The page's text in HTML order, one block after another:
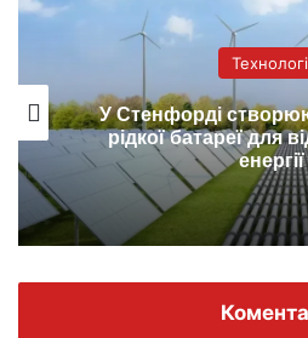
У Стенфорді
рідкої батареї для
енергії